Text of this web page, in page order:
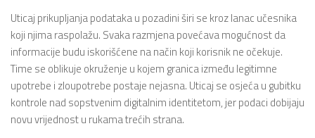
Uticaj prikupljanja podataka u pozadini širi se kroz lanac učesnika
koji njima raspolažu. Svaka razmjena povećava mogućnost da
informacije budu iskorišćene na način koji korisnik ne očekuje.
Time se oblikuje okruženje u kojem granica između legitimne
upotrebe i zloupotrebe postaje nejasna. Uticaj se osjeća u gubitku
kontrole nad sopstvenim digitalnim identitetom, jer podaci dobijaju
novu vrijednost u rukama trećih strana.